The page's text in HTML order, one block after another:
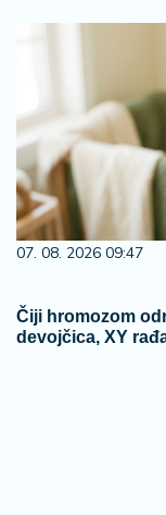
07. 08. 2026 09:47
Čiji hromozom
devojčica, XY